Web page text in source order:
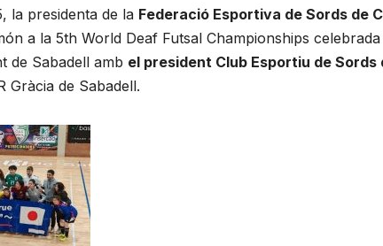
la presidenta de la Federació Esportiva de Sords de
a la 5th World Deaf Futsal Championships
de Sabadell amb el president Club Esportiu de
Gràcia de Sabadell.